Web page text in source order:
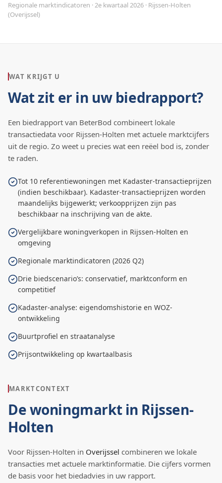
Regionale marktindicatoren · 2e kwartaal 2026 · Rijssen-Holten
(Overijssel)
WAT KRIJGT U
Wat zit er in uw biedrapport?
Een biedrapport van BeterBod combineert lokale
transactiedata voor Rijssen-Holten met actuele marktcijfers
uit de regio. Zo weet u precies wat een reëel bod is, zonder
te raden.
Tot 10 referentiewoningen met Kadaster-transactieprijzen
(indien beschikbaar). Kadaster-transactieprijzen worden
maandelijks bijgewerkt; verkoopprijzen zijn pas
beschikbaar na inschrijving van de akte.
Vergelijkbare woningverkopen in Rijssen-Holten en
omgeving
Regionale marktindicatoren (2026 Q2)
Drie biedscenario’s: conservatief, marktconform en
competitief
Kadaster-analyse: eigendomshistorie en WOZ-
ontwikkeling
Buurtprofiel en straatanalyse
Prijsontwikkeling op kwartaalbasis
MARKTCONTEXT
De woningmarkt in Rijssen-
Holten
Voor Rijssen-Holten in Overijssel combineren we lokale
transacties met actuele marktinformatie. Die cijfers vormen
de basis voor het biedadvies in uw rapport.